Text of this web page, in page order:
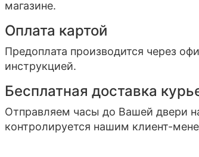
магазине.
Оплата картой
Предоплата производится через
инструкцией.
Бесплатная доставка
Отправляем часы до Вашей двери
контролируется нашим клиент-